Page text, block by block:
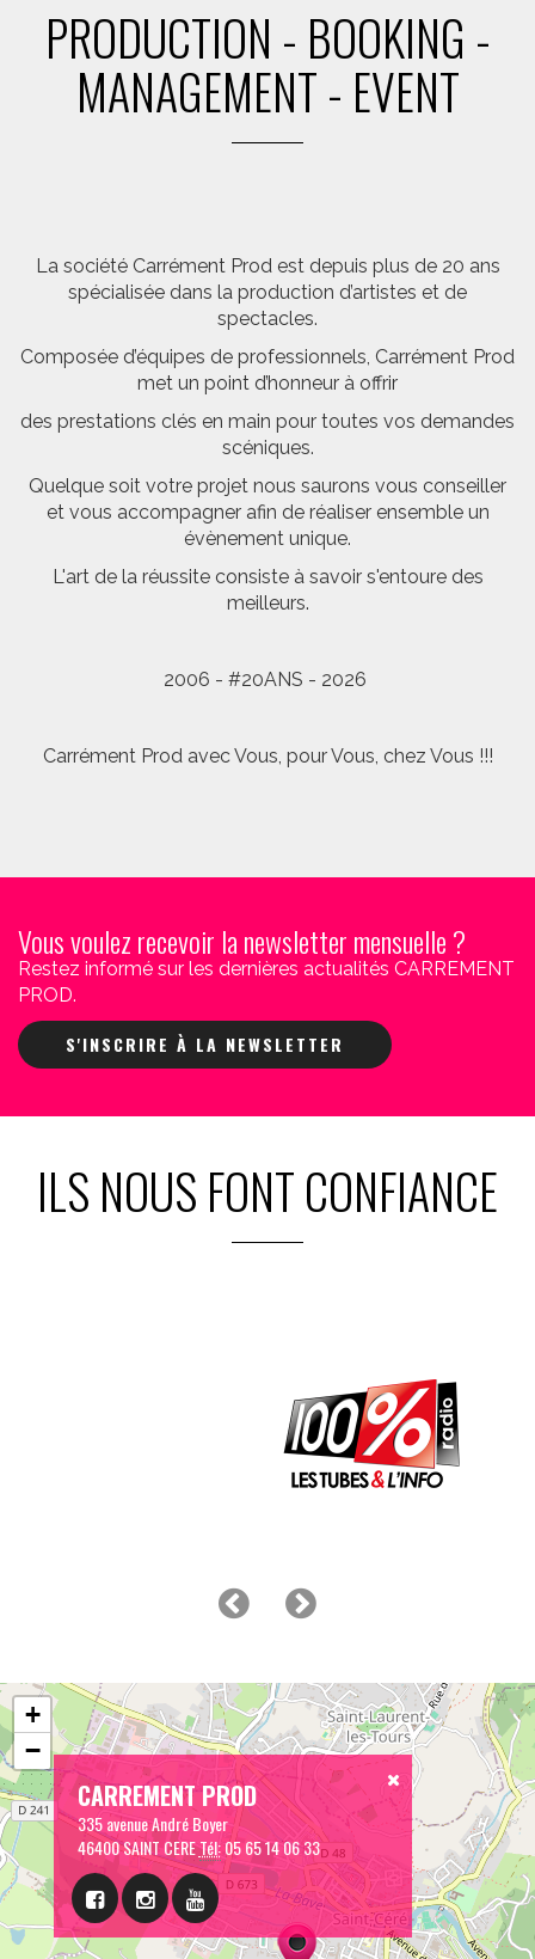
PRODUCTION - BOOKING -
MANAGEMENT - EVENT
La société Carrément Prod est depuis plus de 20 ans
spécialisée dans la production d’artistes et de
spectacles.
Composée d’équipes de professionnels, Carrément Prod
met un point d’honneur à offrir
des prestations clés en main pour toutes vos demandes
scéniques.
Quelque soit votre projet nous saurons vous conseiller
et vous accompagner afin de réaliser ensemble un
évènement unique.
L'art de la réussite consiste à savoir s'entoure des
meilleurs.
2006 - #20ANS - 2026
Carrément Prod avec Vous, pour Vous, chez Vous !!!
Vous voulez recevoir la newsletter mensuelle ?
Restez informé sur les dernières actualités CARREMENT
PROD.
S'INSCRIRE À LA NEWSLETTER
ILS NOUS FONT CONFIANCE
CARREMENT PROD
335 avenue André Boyer
46400 SAINT CERETél:05 65 14 06 33
+
−